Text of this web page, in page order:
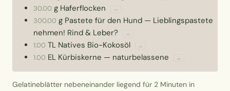
30.00 g Haferflocken ↔
300.00 g Pastete für den Hund — Lieblingspastete
nehmen! Rind & Leber?
↔
1.00 TL Natives Bio-Kokosöl ↔
1.00 EL Kürbiskerne — naturbelassene ↔
Gelatineblätter nebeneinander liegend für 2 Minuten in